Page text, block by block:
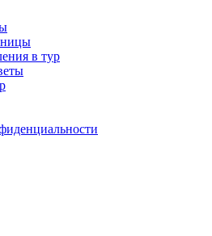
в тур